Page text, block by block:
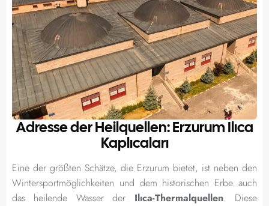
Adresse der Heilquellen: Erzurum Ilıca
Kaplıcaları
Eine der größten Schätze, die Erzurum bietet, ist neben den
Wintersportmöglichkeiten und dem historischen Erbe auch
das heilende Wasser der Ilıca-Thermalquellen. Diese